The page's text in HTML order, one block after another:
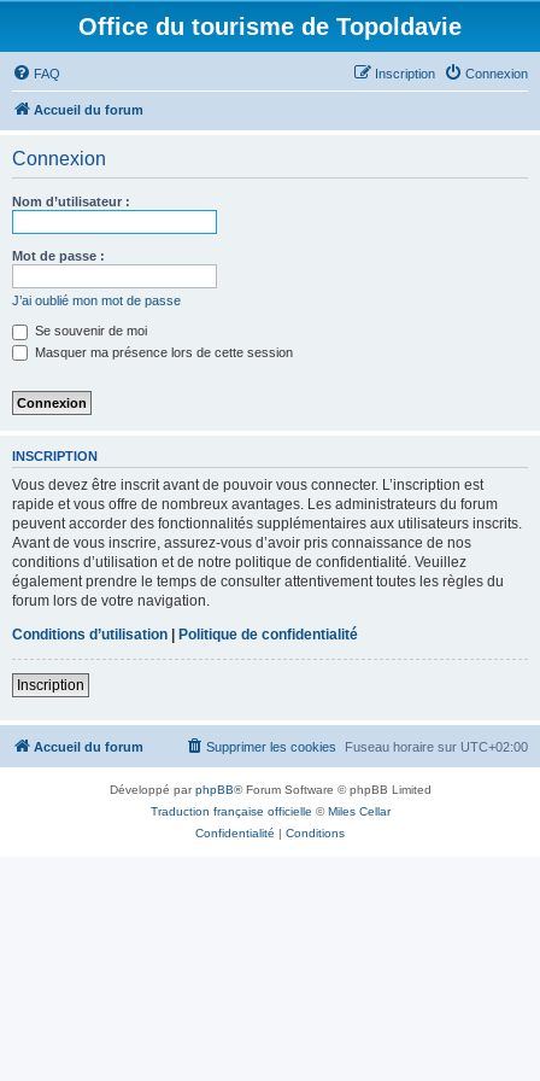
Office du tourisme de Topoldavie
FAQ Connexion
Inscription
Accueil du forum
Connexion
Nom d’utilisateur :
Mot de passe :
J’ai oublié mon mot de passe
Se souvenir de moi
Masquer ma présence lors de cette session
INSCRIPTION
Vous devez être inscrit avant de pouvoir vous connecter. L’inscription est
rapide et vous offre de nombreux avantages. Les administrateurs du forum
peuvent accorder des fonctionnalités supplémentaires aux utilisateurs inscrits.
Avant de vous inscrire, assurez-vous d’avoir pris connaissance de nos
conditions d’utilisation et de notre politique de confidentialité. Veuillez
également prendre le temps de consulter attentivement toutes les règles du
forum lors de votre navigation.
Conditions d’utilisation | Politique de confidentialité
Inscription
Accueil du forum Fuseau horaire sur UTC+02:00
Supprimer les cookies
Développé parphpBB® Forum Software © phpBB Limited
Traduction française officielle ©Miles Cellar
Confidentialité | Conditions